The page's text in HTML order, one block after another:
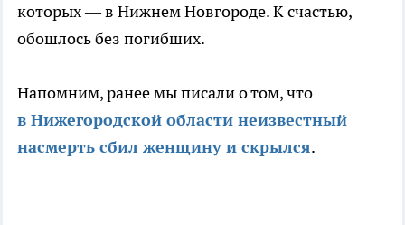
которых — в Нижнем Новгороде. К счастью,
обошлось без погибших.
Напомним, ранее мы писали о том, что
в Нижегородской области неизвестный
насмерть сбил женщину и скрылся.